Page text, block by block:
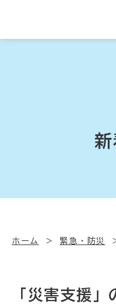
ホーム 緊急・防災
「災害支援」